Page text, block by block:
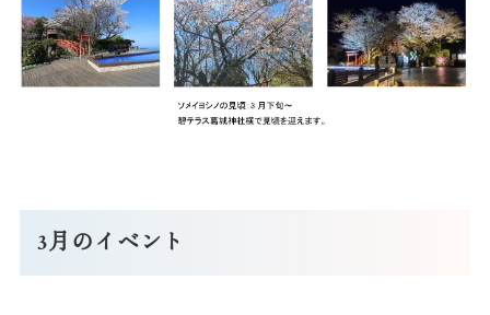
3月のイベント